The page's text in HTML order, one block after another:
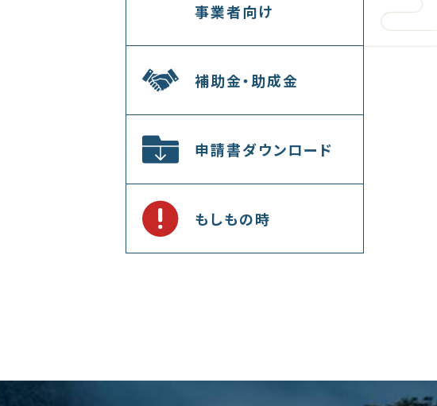
事業者向け
補助金・助成金
申請書ダウンロード
もしもの時